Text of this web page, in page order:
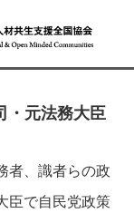
・元法務大臣
者、識者らの政
臣で自民党政策